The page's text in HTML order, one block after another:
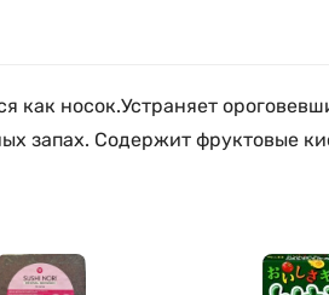
как носок.Устраняет
запах. Содержит фруктовые